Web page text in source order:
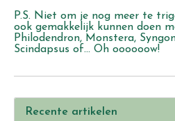
P.S. Niet om je nog meer te
ook gemakkelijk kunnen doen
Philodendron, Monstera,
Scindapsus of... Oh oooooow!
Recente artikelen